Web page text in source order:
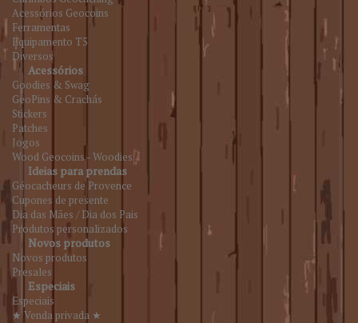
Acessórios Geocoins
Ferramentas
Equipamento T5
Diversos
Acessórios
Goodies & Swag
GeoPins & Crachás
Stickers
Patches
Jogos
Wood Geocoins - Woodies
Ideias para prendas
Géocacheurs de Provence
Cupones de presente
Dia das Mães / Dia dos Pais
Produtos personalizados
Novos produtos
Novos produtos
Presales
Especiais
Especiais
★ Venda privada ★